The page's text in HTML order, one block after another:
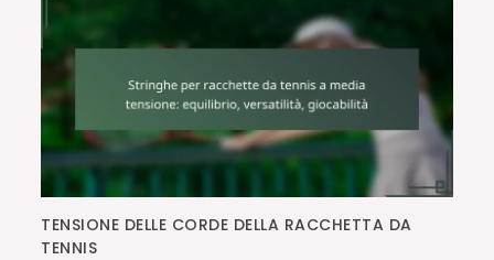
TENSIONE DELLE CORDE DELLA RACCHETTA DA
TENNIS